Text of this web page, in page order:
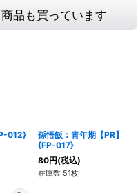
品も買っています
012}
孫悟飯：青年期【PR】
{FP-017}
80円(税込)
在庫数 51枚